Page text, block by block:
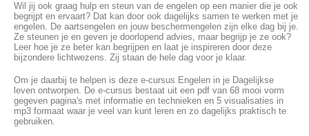
Wil jij ook graag hulp en steun van de engelen op een manier die je ook
begrijpt en ervaart? Dat kan door ook dagelijks samen te werken met je
engelen. De aartsengelen en jouw beschermengelen zijn elke dag bij je.
Ze steunen je en geven je doorlopend advies, maar begrijp je ze ook?
Leer hoe je ze beter kan begrijpen en laat je inspireren door deze
bijzondere lichtwezens. Zij staan de hele dag voor je klaar.
Om je daarbij te helpen is deze e-cursus Engelen in je Dagelijkse
leven ontworpen. De e-cursus bestaat uit een pdf van 68 mooi vorm
gegeven pagina's met informatie en technieken en 5 visualisaties in
mp3 formaat waar je veel van kunt leren en zo dagelijks praktisch te
gebruiken.